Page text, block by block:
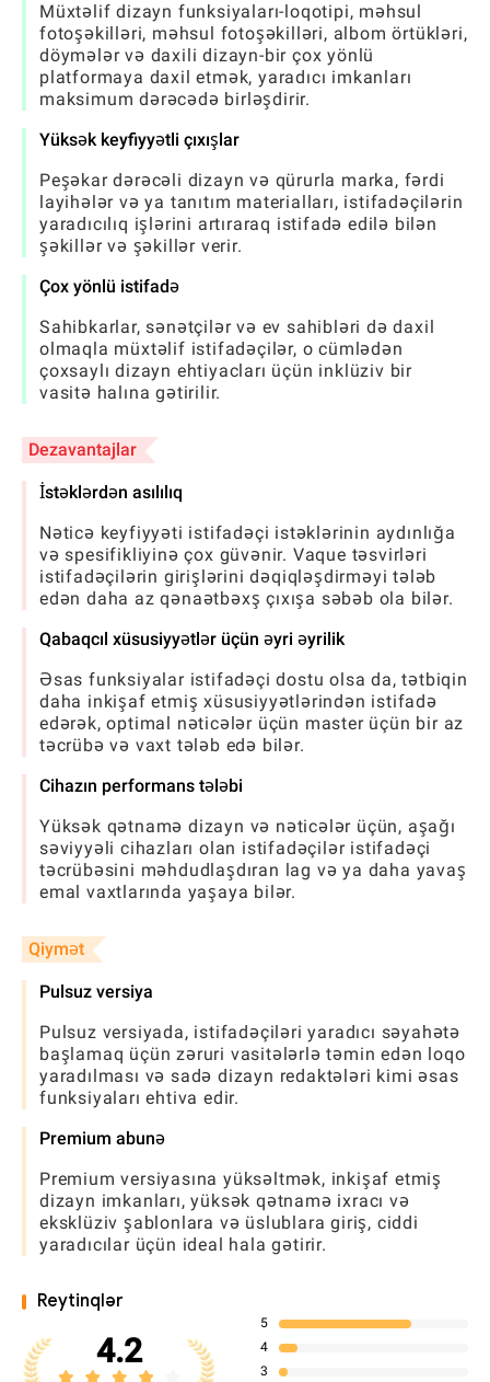
Müxtəlif dizayn funksiyaları-loqotipi, məhsul
fotoşəkilləri, məhsul fotoşəkilləri, albom örtükləri,
döymələr və daxili dizayn-bir çox yönlü
platformaya daxil etmək, yaradıcı imkanları
maksimum dərəcədə birləşdirir.
Yüksək keyfiyyətli çıxışlar
Peşəkar dərəcəli dizayn və qürurla marka, fərdi
layihələr və ya tanıtım materialları, istifadəçilərin
yaradıcılıq işlərini artıraraq istifadə edilə bilən
şəkillər və şəkillər verir.
Çox yönlü istifadə
Sahibkarlar, sənətçilər və ev sahibləri də daxil
olmaqla müxtəlif istifadəçilər, o cümlədən
çoxsaylı dizayn ehtiyacları üçün inklüziv bir
vasitə halına gətirilir.
Dezavantajlar
İstəklərdən asılılıq
Nəticə keyfiyyəti istifadəçi istəklərinin aydınlığa
və spesifikliyinə çox güvənir. Vaque təsvirləri
istifadəçilərin girişlərini dəqiqləşdirməyi tələb
edən daha az qənaətbəxş çıxışa səbəb ola bilər.
Qabaqcıl xüsusiyyətlər üçün əyri əyrilik
Əsas funksiyalar istifadəçi dostu olsa da, tətbiqin
daha inkişaf etmiş xüsusiyyətlərindən istifadə
edərək, optimal nəticələr üçün master üçün bir az
təcrübə və vaxt tələb edə bilər.
Cihazın performans tələbi
Yüksək qətnamə dizayn və nəticələr üçün, aşağı
səviyyəli cihazları olan istifadəçilər istifadəçi
təcrübəsini məhdudlaşdıran lag və ya daha yavaş
emal vaxtlarında yaşaya bilər.
Qiymət
Pulsuz versiya
Pulsuz versiyada, istifadəçiləri yaradıcı səyahətə
başlamaq üçün zəruri vasitələrlə təmin edən loqo
yaradılması və sadə dizayn redaktələri kimi əsas
funksiyaları ehtiva edir.
Premium abunə
Premium versiyasına yüksəltmək, inkişaf etmiş
dizayn imkanları, yüksək qətnamə ixracı və
eksklüziv şablonlara və üslublara giriş, ciddi
yaradıcılar üçün ideal hala gətirir.
Reytinqlər
4.2
5
4
3